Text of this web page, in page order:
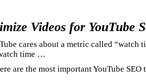
Videos for YouTube
cares about a metric called “watch
time …
are the most important YouTube SEO